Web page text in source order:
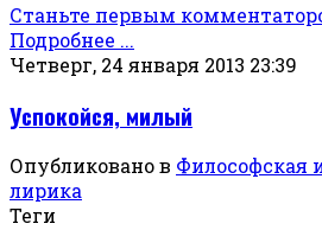
Станьте первым
Подробнее ...
Четверг, 24 января 2013 23:39
Успокойся, милый
Опубликовано в Философская
лирика
Теги